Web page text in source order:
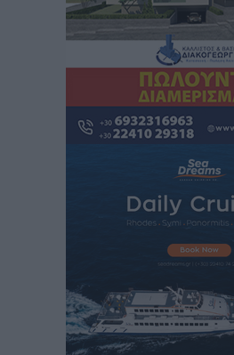
Αθλητικά• πριν 2 ώρες
Οικονομική ενίσχυση για
Αθλητικά• πριν 2 ώρες
συμβόλαιο πυγμαχίας με MTGP
πριν 2 ώρες
ΚΑΕ Κολοσσός: Τα… ευρωπαϊκά
Αθλητικά πριν 2 ώρες
Ιπποκράτης: Ανανέωσε η Νίκη